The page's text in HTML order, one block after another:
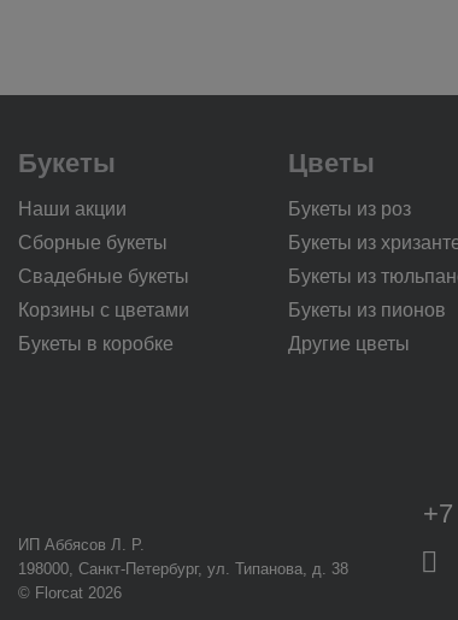
Букеты
Наши акции
Сборные букеты
Свадебные букеты
Корзины с цветами
Букеты в коробке
Цветы
Букеты из роз
Букеты из
Букеты из
Букеты из пионов
Другие цветы
ИП Аббясов Л. Р.
198000, Санкт-Петербург, ул. Типанова, д. 38
© Florcat 2026